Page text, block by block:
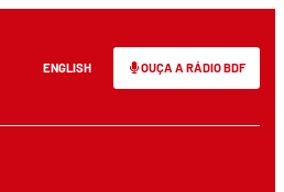
ENGLISH OUÇA A RÁDIO BDF